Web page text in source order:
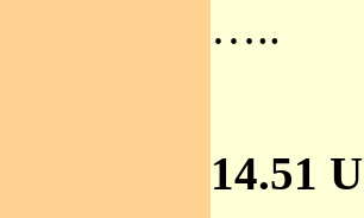
…..
14.51